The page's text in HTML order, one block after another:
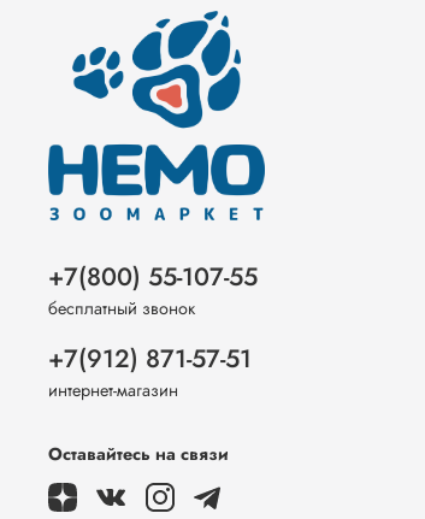
+7(800) 55-107-55
бесплатный звонок
+7(912) 871-57-51
интернет-магазин
Оставайтесь на связи